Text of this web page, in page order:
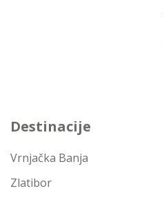
Destinacije
Vrnjačka Banja
Zlatibor